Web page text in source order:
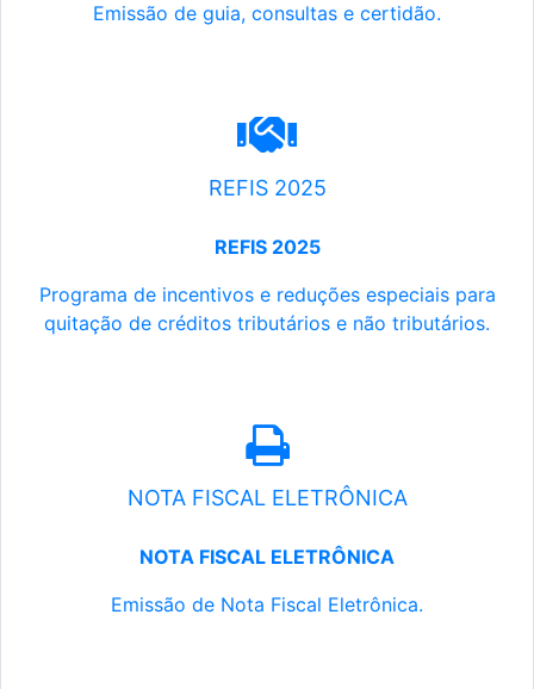
Emissão de guia, consultas e certidão.
REFIS 2025
REFIS 2025
Programa de incentivos e reduções especiais para
quitação de créditos tributários e não tributários.
NOTA FISCAL ELETRÔNICA
NOTA FISCAL ELETRÔNICA
Emissão de Nota Fiscal Eletrônica.